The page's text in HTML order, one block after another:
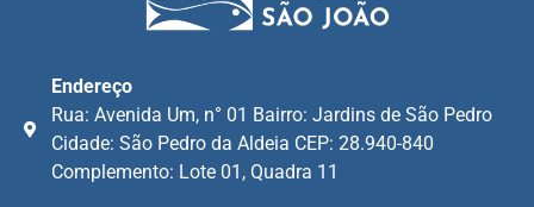
Endereço
Rua: Avenida Um, n° 01 Bairro: Jardins de São Pedro
Cidade: São Pedro da Aldeia CEP: 28.940-840
Complemento: Lote 01, Quadra 11